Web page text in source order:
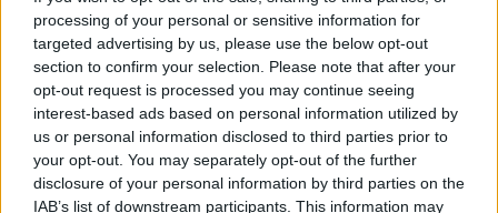
processing of your personal or sensitive information for
targeted advertising by us, please use the below opt-out
section to confirm your selection. Please note that after your
opt-out request is processed you may continue seeing
interest-based ads based on personal information utilized by
us or personal information disclosed to third parties prior to
your opt-out. You may separately opt-out of the further
disclosure of your personal information by third parties on the
IAB’s list of downstream participants. This information may
Tutti morimmo a stento (3)
Tutti morimmo a stento (2)
​Tutti morimmo a stento (1)
IL CORRIDOIO BLU il resoconto del convegno
Un manuale essenziale per seguire il CORRIDOIO BLU
Il corridoio blu
​Il cronoprogramma ottimale verso il full electric sui traghetti
​I costi dell’adeguamento al cold ironing
Alcune domande da esordiente agli esperti che decidono le